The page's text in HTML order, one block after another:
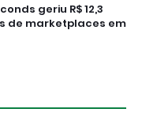
geriu R$ 12,3
de marketplaces em